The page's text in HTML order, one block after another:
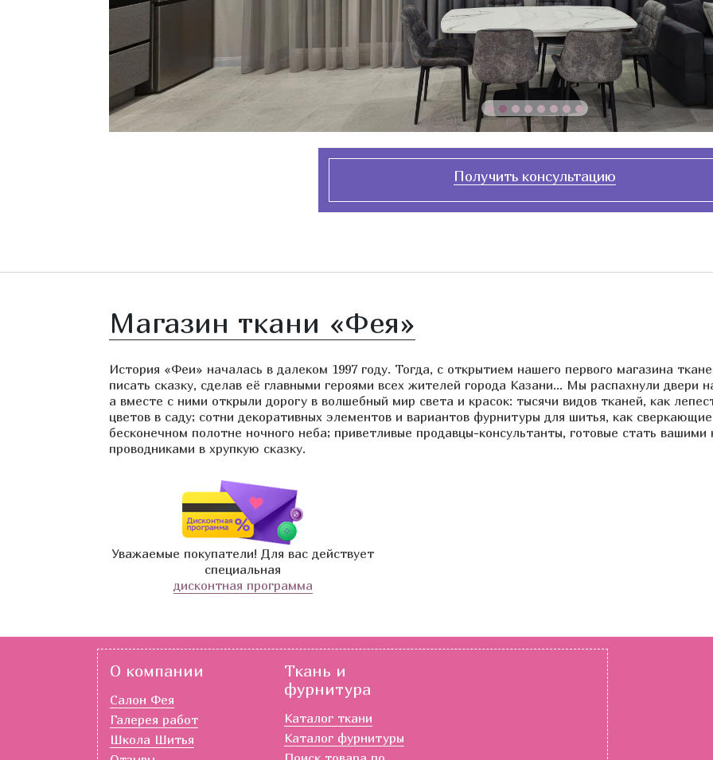
Каталог ткани
Получить консультацию
Магазин ткани «Фея»
История «Феи» началась в далеком 1997 году. Тогда, с открытием нашего первого магазина
писать сказку, сделав её главными героями всех жителей города Казани… Мы распахнули двери
а вместе с ними открыли дорогу в волшебный мир света и красок: тысячи видов тканей, как
цветов в саду; сотни декоративных элементов и вариантов фурнитуры для шитья, как
бесконечном полотне ночного неба; приветливые продавцы-консультанты, готовые стать
проводниками в хрупкую сказку.
Уважаемые покупатели! Для вас действует
специальная
дисконтная программа
О компании
Салон Фея
Галерея работ
Школа Шитья
Ткань и
фурнитура
Каталог ткани
Каталог фурнитуры